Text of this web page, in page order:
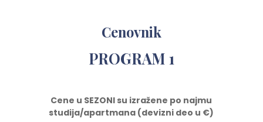
Cenovnik
PROGRAM 1
Cene u SEZONI su izražene po najmu
studija/apartmana (devizni deo u €)